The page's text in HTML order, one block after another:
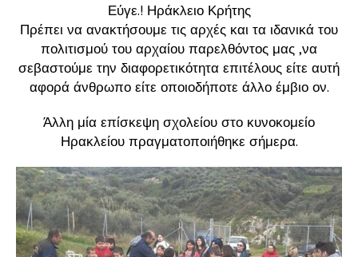
Εύγε.! Ηράκλειο Κρήτης
Πρέπει να ανακτήσουμε τις αρχές και τα ιδανικά του
πολιτισμού του αρχαίου παρελθόντος μας ,να
σεβαστούμε την διαφορετικότητα επιτέλους είτε αυτή
αφορά άνθρωπο είτε οποιοδήποτε άλλο έμβιο ον.
Άλλη μία επίσκεψη σχολείου στο κυνοκομείο
Ηρακλείου πραγματοποιήθηκε σήμερα.